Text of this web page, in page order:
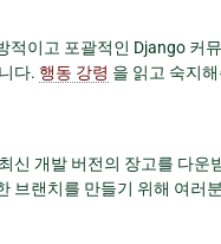
적이고 포괄적인 Django 커
다. 행동 강령 을 읽고 숙지
신 개발 버전의 장고를 다운
브랜치를 만들기 위해 여러